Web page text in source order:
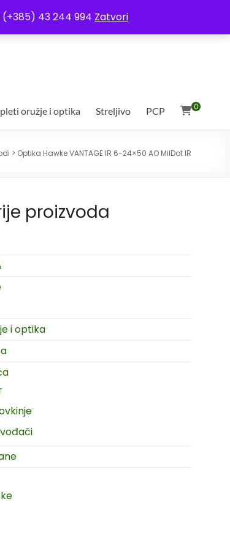
43 244 994 Zatvori
Uvjeti poslovanja
0
oružje i optika Streljivo PCP
> Optika Hawke VANTAGE IR 6-24×50 AO MilDot IR
proizvoda
i optika